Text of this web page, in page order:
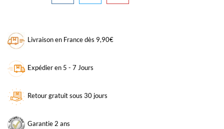
Livraison en France dès 9,90€
Expédier en 5 - 7 Jours
Retour gratuit sous 30 jours
Garantie 2 ans